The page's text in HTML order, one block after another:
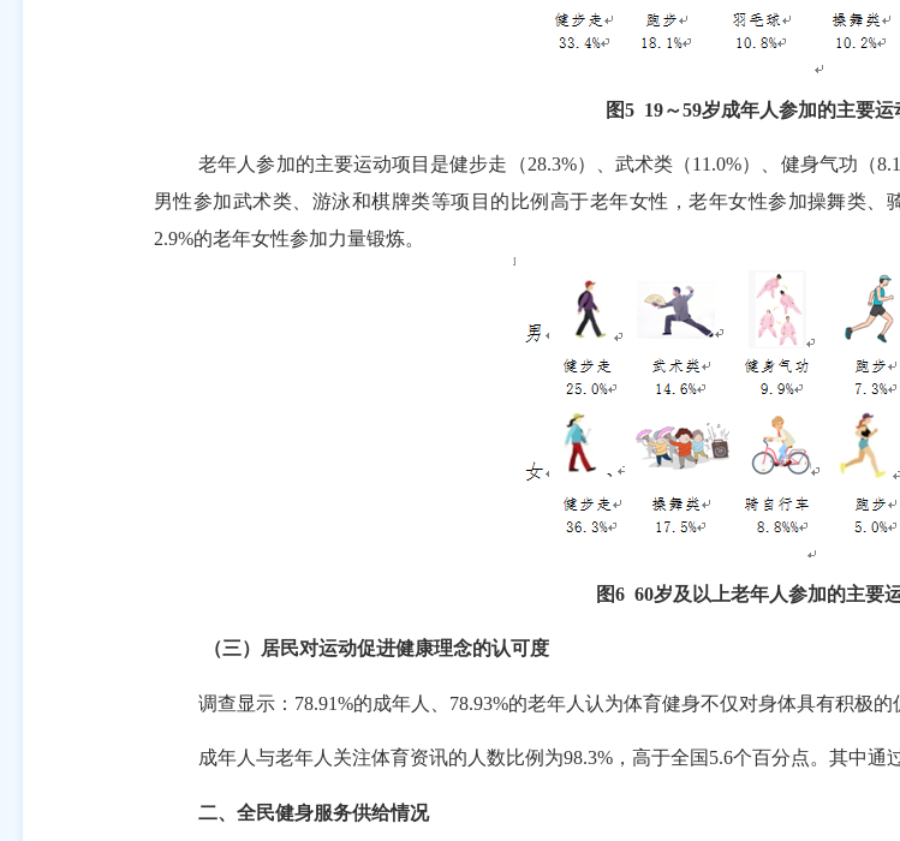
图5 19～59岁成年人参加的主要运
老年人参加的主要运动项目是健步走（28.3%）、武术类（11.0%）、健身气功（
男性参加武术类、游泳和棋牌类等项目的比例高于老年女性，老年女性参加操舞类、
2.9%的老年女性参加力量锻炼。
图6 60岁及以上老年人参加的主要
（三）居民对运动促进健康理念的认可度
调查显示： 78.91%的成年人、 78.93%的老年人认为体育健身不仅对身体具有积极
成年人与老年人关注体育资讯的人数比例为98.3% ，高于全国 5.6个百分点。其中通
二、全民健身服务供给情况